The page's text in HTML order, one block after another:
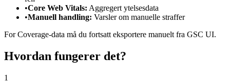
•Core Web Vitals: Aggregert ytelsesdata
•Manuell handling: Varsler om manuelle straffer
For Coverage-data må du fortsatt eksportere manuelt fra GSC UI.
Hvordan fungerer det?
1